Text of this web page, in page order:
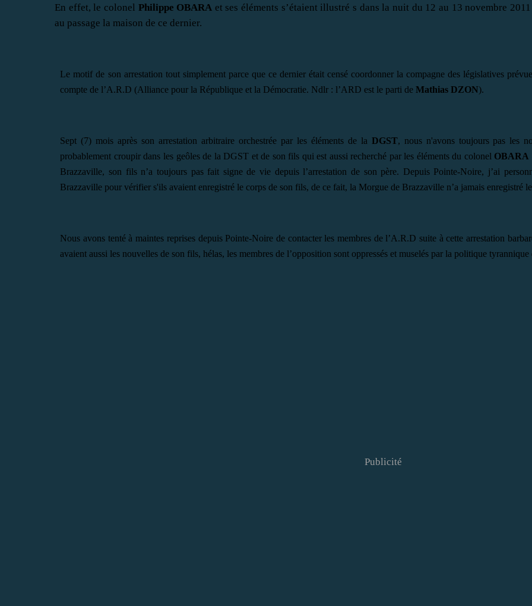
En effet, le colonel Philippe OBARA et ses éléments s’étaient illustré s dans la nuit du 12 au 13 novembre 2011
au passage la maison de ce dernier.
Le motif de son arrestation tout simplement parce que ce dernier était censé coordonner la compagne des législatives pr
compte de l’A.R.D (Alliance pour la République et la Démocratie. Ndlr : l’ARD est le parti deMathias DZON).
Sept (7) mois après son arrestation arbitraire orchestrée par les éléments de la DGST, nous n'avons toujours pas les
probablement croupir dans les geôles de la DGST et de son fils qui est aussi recherché par les éléments du colonel OBARA
Brazzaville, son fils n’a toujours pas fait signe de vie depuis l’arrestation de son père. Depuis Pointe-Noire, j’ai
Brazzaville pour vérifier s'ils avaient enregistré le corps de son fils, de ce fait, la Morgue de Brazzaville n’a jamais enregistré
Nous avons tenté à maintes reprises depuis Pointe-Noire de contacter les membres de l’A.R.D suite à cette arrestation
avaient aussi les nouvelles de son fils, hélas, les membres de l’opposition sont oppressés et muselés par la politique tyrannique
Publicité